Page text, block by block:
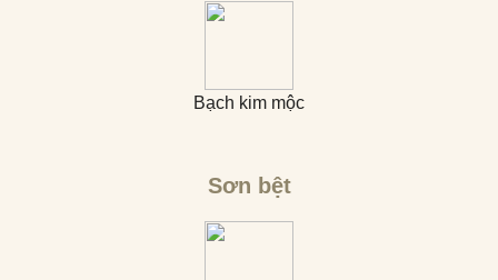
Bạch kim mộc
Sơn bệt